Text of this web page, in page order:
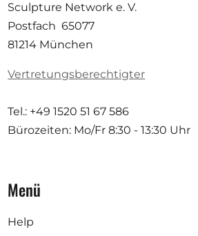
Sculpture Network e. V.
Postfach 65077
81214 München
Vertretungsberechtigter
Tel.: +49 1520 51 67 586
Bürozeiten: Mo/Fr 8:30 - 13:30 Uhr
Menü
Help